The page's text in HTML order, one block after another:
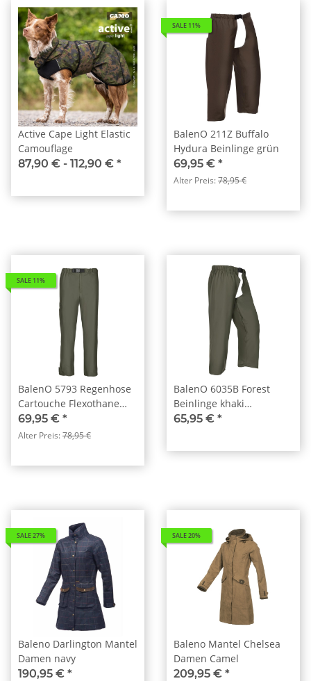
Active Cape Light Elastic
Camouflage
87,90 € - 112,90 € *
SALE 11%
BalenO 211Z Buffalo
Hydura Beinlinge grün
69,95 € *
Alter Preis:78,95 €
SALE 11%
BalenO 5793 Regenhose
Cartouche Flexothane
grün
69,95 € *
Alter Preis:78,95 €
BalenO 6035B Forest
Beinlinge khaki
Flexothane®
65,95 € *
SALE 27%
Baleno Darlington Mantel
Damen navy
190,95 € *
SALE 20%
Baleno Mantel Chelsea
Damen Camel
209,95 € *